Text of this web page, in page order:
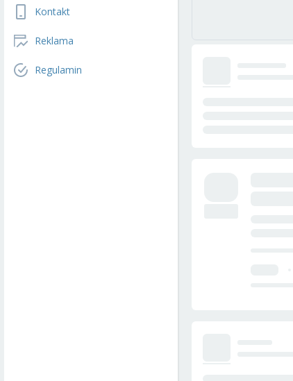
Kontakt
Reklama
Regulamin